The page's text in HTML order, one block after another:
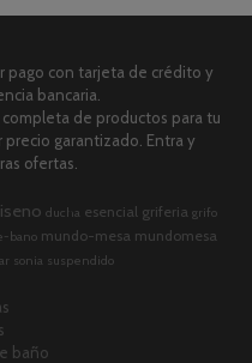
pago con tarjeta de crédito y
bancaria.
completa de productos para tu
precio garantizado. Entra y
ofertas.
ducha esencial griferia grifo
bano mundo-mesa mundomesa
sonia suspendido
baño